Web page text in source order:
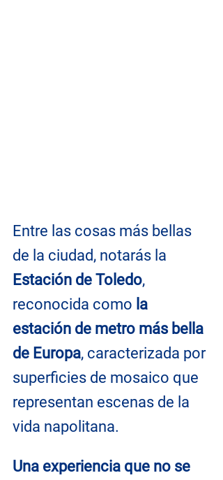
Entre las cosas más bellas
de la ciudad, notarás la
Estación de Toledo,
reconocida como la
estación de metro más bella
de Europa, caracterizada por
superficies de mosaico que
representan escenas de la
vida napolitana.
Una experiencia que no se